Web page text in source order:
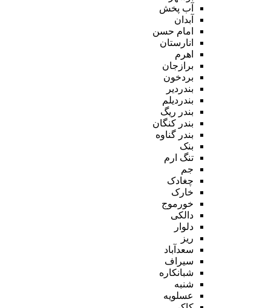
آب پخش
آبدان
امام حسن
انارستان
اهرم
برازجان
بردخون
بندردیر
بندردیلم
بندر ریگ
بندر کنگان
بندر گناوه
بنک
تنگ ارم
جم
چغادک
خارک
خورموج
دالکی
دلوار
ریز
سعدآباد
سیراف
شبانکاره
شنبه
عسلویه